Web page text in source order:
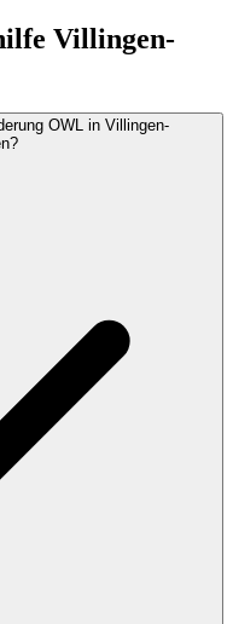
Villingen-
OWL in Villingen-